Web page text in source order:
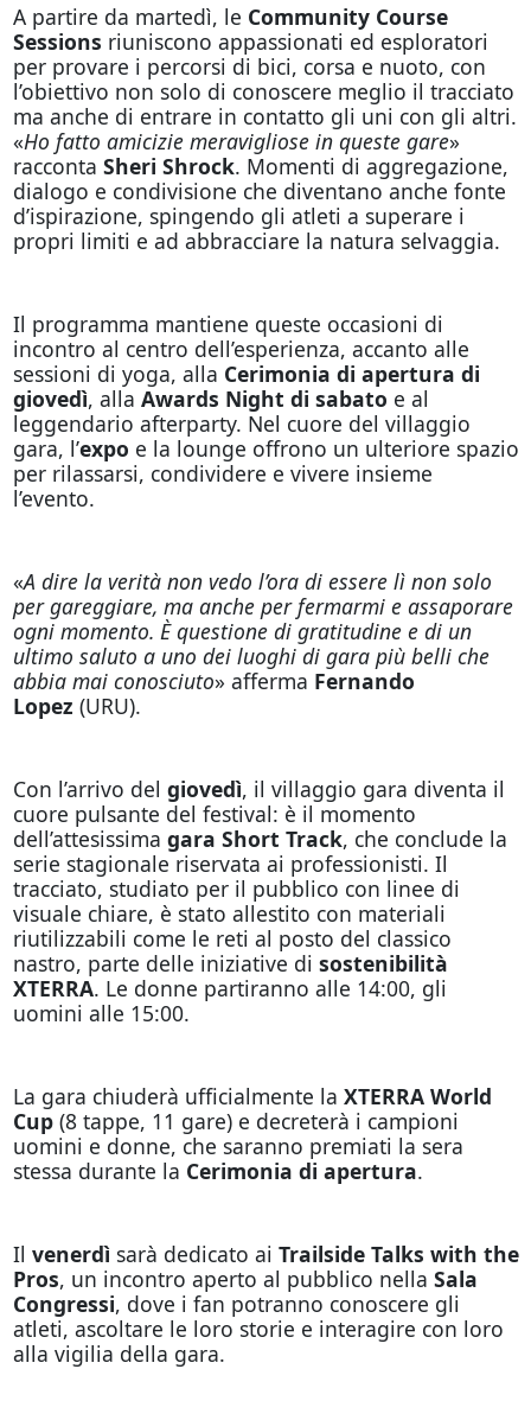
A partire da martedì, le Community Course
Sessions riuniscono appassionati ed esploratori
per provare i percorsi di bici, corsa e nuoto, con
l’obiettivo non solo di conoscere meglio il tracciato
ma anche di entrare in contatto gli uni con gli altri.
«Ho fatto amicizie meravigliose in queste gare»
racconta Sheri Shrock. Momenti di aggregazione,
dialogo e condivisione che diventano anche fonte
d’ispirazione, spingendo gli atleti a superare i
propri limiti e ad abbracciare la natura selvaggia.
Il programma mantiene queste occasioni di
incontro al centro dell’esperienza, accanto alle
sessioni di yoga, alla Cerimonia di apertura di
giovedì, alla Awards Night di sabato e al
leggendario afterparty. Nel cuore del villaggio
gara, l’expo e la lounge offrono un ulteriore spazio
per rilassarsi, condividere e vivere insieme
l’evento.
«A dire la verità non vedo l’ora di essere lì non solo
per gareggiare, ma anche per fermarmi e assaporare
ogni momento. È questione di gratitudine e di un
ultimo saluto a uno dei luoghi di gara più belli che
abbia mai conosciuto» afferma Fernando
Lopez (URU).
Con l’arrivo del giovedì, il villaggio gara diventa il
cuore pulsante del festival: è il momento
dell’attesissima gara Short Track, che conclude la
serie stagionale riservata ai professionisti. Il
tracciato, studiato per il pubblico con linee di
visuale chiare, è stato allestito con materiali
riutilizzabili come le reti al posto del classico
nastro, parte delle iniziative di sostenibilità
XTERRA. Le donne partiranno alle 14:00, gli
uomini alle 15:00.
La gara chiuderà ufficialmente la XTERRA World
Cup(8 tappe, 11 gare) e decreterà i campioni
uomini e donne, che saranno premiati la sera
stessa durante la Cerimonia di apertura.
Il venerdìsarà dedicato ai Trailside Talks with the
Pros, un incontro aperto al pubblico nella Sala
Congressi, dove i fan potranno conoscere gli
atleti, ascoltare le loro storie e interagire con loro
alla vigilia della gara.